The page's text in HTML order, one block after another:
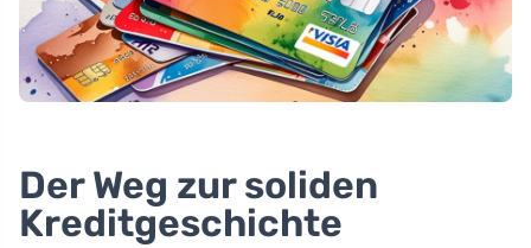
Der Weg zur soliden
Kreditgeschichte